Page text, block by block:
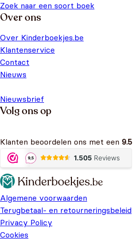
Zoek naar een soort boek
Over ons
Over Kinderboekjes.be
Klantenservice
Contact
Nieuws
Nieuwsbrief
Volg ons op
Klanten beoordelen ons met een 9.5
Algemene voorwaarden
Terugbetaal- en retourneringsbeleid
Privacy Policy
Cookies